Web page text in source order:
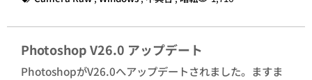
Photoshop V26.0 アップデート
PhotoshopがV26.0へアップデートされました。ますま